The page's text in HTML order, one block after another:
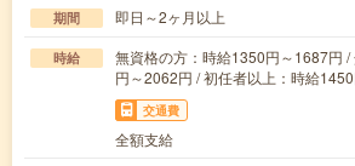
期間 即日～2ヶ月以上
時給
無資格の方：時給1350円～1687円
円～2062円 / 初任者以上：時給
交通費
全額支給